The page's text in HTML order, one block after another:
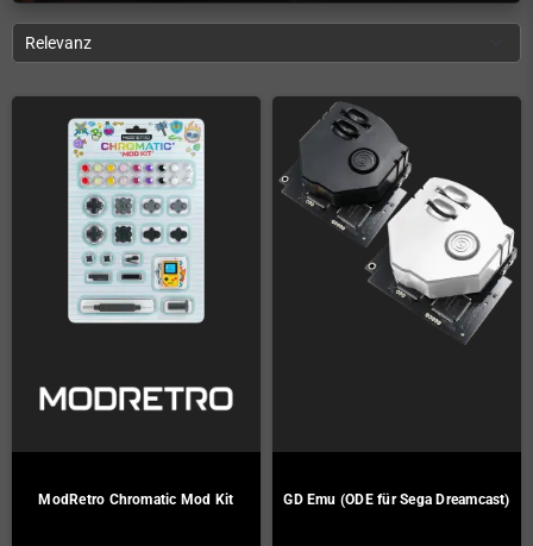
Relevanz
ModRetro Chromatic Mod Kit GD Emu (ODE für Sega Dreamcast)